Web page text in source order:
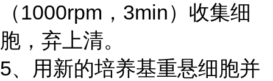
（1000rpm，3min）收集细
胞，弃上清。
5、用新的培养基重悬细胞并